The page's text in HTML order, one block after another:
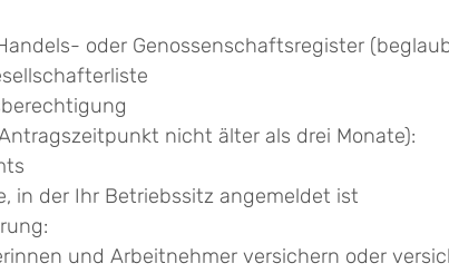
oder Genossenschaftsregister
nicht älter als drei Monate):
in der Ihr Betriebssitz angemeldet ist
und Arbeitnehmer versichern oder